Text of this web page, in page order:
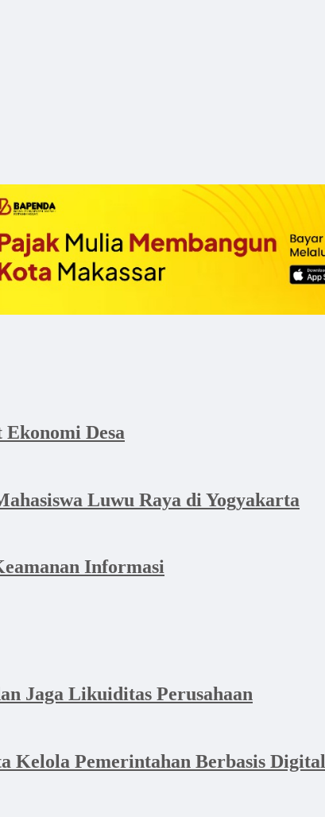
Desa
Luwu Raya di Yogyakarta
Informasi
Jaga Likuiditas Perusahaan
Kelola Pemerintahan Berbasis Digital